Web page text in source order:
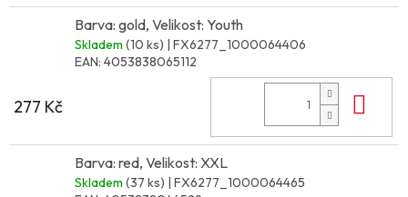
Barva: gold, Velikost: Youth
Skladem (10 ks) | FX6277_1000064406
EAN: 4053838065112
277 Kč
Barva: red, Velikost: XXL
Skladem (37 ks) | FX6277_1000064465